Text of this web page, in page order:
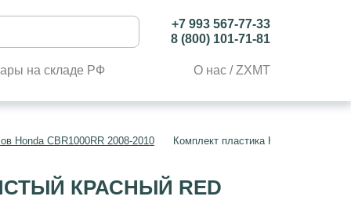
+7 993 567-77-33
8 (800) 101-71-81
на складе РФ О нас / ZXMT
Honda CBR1000RR 2008-2010 Комплект пластика Honda
КРАСНЫЙ RED